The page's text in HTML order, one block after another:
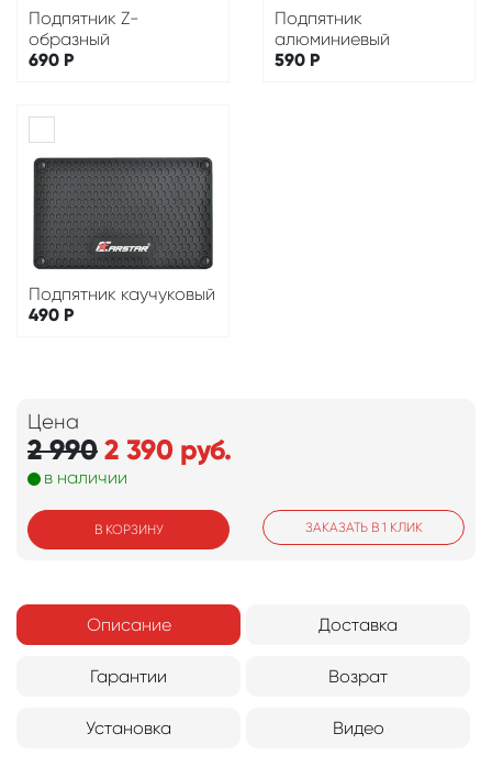
Подпятник Z-
образный
690 Р
Подпятник
алюминиевый
590 Р
Подпятник каучуковый
490 Р
Цена
2 9902 390 руб.
в наличии
В КОРЗИНУ ЗАКАЗАТЬ В 1 КЛИК
Описание Доставка
Гарантии Возрат
Установка Видео